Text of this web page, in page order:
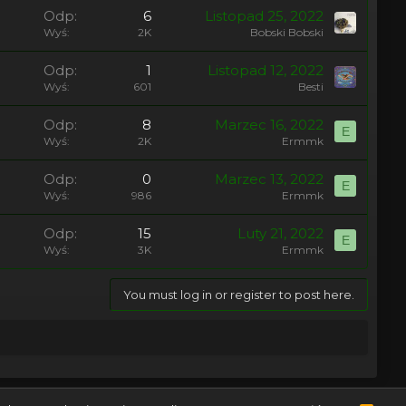
Odp 6
Wyś 2K
Listopad 25, 2022
Bobski Bobski
Odp 1
Wyś 601
Listopad 12, 2022
Besti
Odp 8
Wyś 2K
Marzec 16, 2022
Ermmk
E
Odp 0
Wyś 986
Marzec 13, 2022
Ermmk
E
Odp 15
Wyś 3K
Luty 21, 2022
Ermmk
E
You must log in or register to post here.